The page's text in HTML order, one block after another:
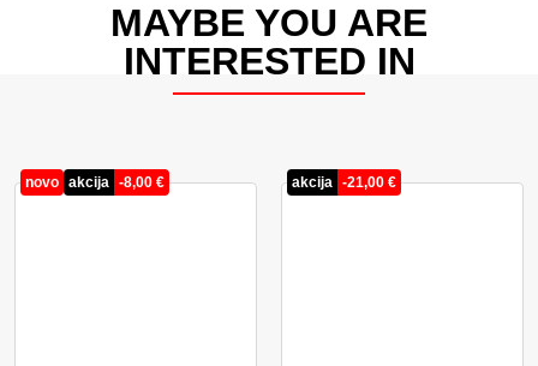
MAYBE YOU ARE
INTERESTED IN
novo akcija -8,00 € akcija -21,00 €